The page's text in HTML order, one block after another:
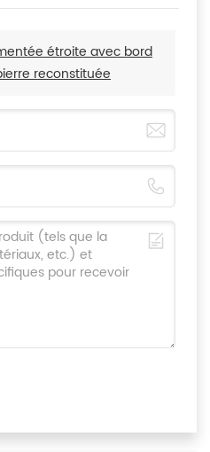
étroite avec bord
reconstituée